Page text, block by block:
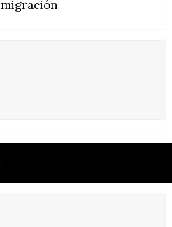
migración